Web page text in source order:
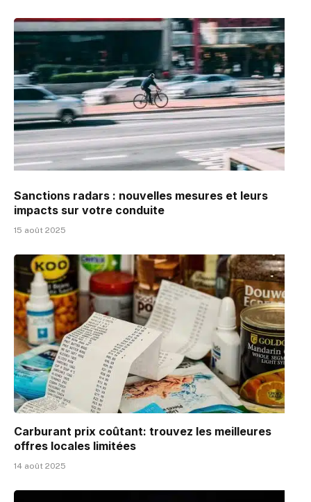
Sanctions radars : nouvelles mesures et leurs
impacts sur votre conduite
15 août 2025
Carburant prix coûtant: trouvez les meilleures
offres locales limitées
14 août 2025